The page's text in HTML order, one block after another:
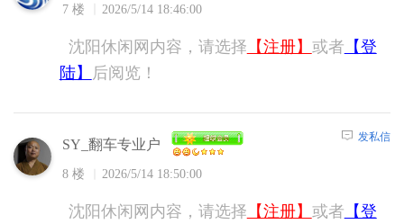
7 楼 2026/5/14 18:46:00
沈阳休闲网内容，请选择 【注册】 或者 【登
陆】
后阅览！
SY_翻车专业户
8 楼 2026/5/14 18:50:00
发私信
沈阳休闲网内容，请选择 【注册】 或者 【登